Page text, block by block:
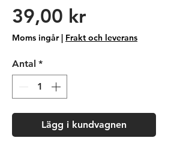
39,00 krPris
Moms ingår| Frakt och leverans
Antal *
Lägg i kundvagnen